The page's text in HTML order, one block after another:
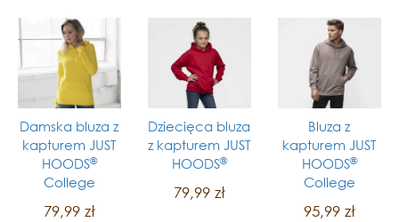
Damska bluza z
kapturem JUST
HOODS®
College
79,99 zł
Dziecięca bluza
z kapturem JUST
HOODS®
79,99 zł
Bluza z
kapturem JUST
HOODS®
College
95,99 zł